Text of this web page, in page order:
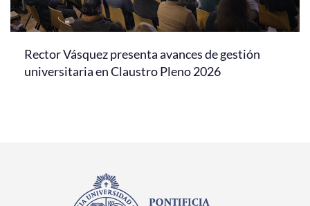
Rector Vásquez presenta avances de gestión
universitaria en Claustro Pleno 2026